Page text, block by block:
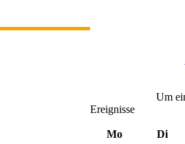
Um
Ereignisse
Mo
Di